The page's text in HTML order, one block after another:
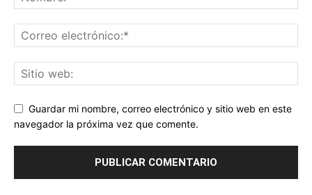
Guardar mi nombre, correo electrónico y sitio web en este
navegador la próxima vez que comente.